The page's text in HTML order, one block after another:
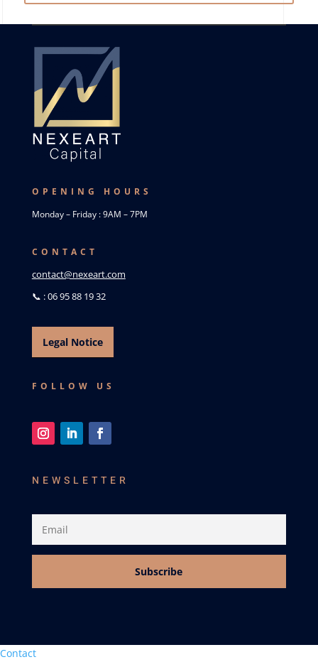
OPENING HOURS
Monday – Friday : 9AM – 7PM
CONTACT
contact@nexeart.com
📞 : 06 95 88 19 32
Legal Notice
FOLLOW US
NEWSLETTER
Subscribe
Contact